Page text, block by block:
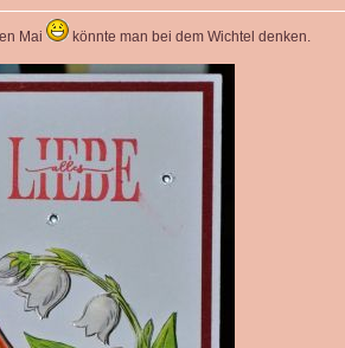
Mai könnte man bei dem Wichtel denken.